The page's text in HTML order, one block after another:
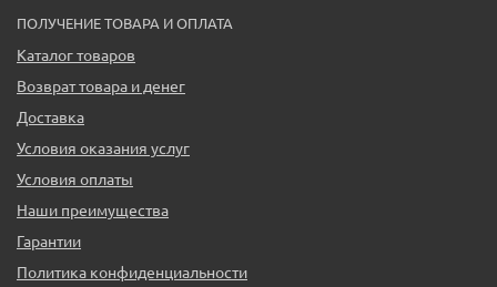
ПОЛУЧЕНИЕ ТОВАРА И ОПЛАТА
Каталог товаров
Возврат товара и денег
Доставка
Условия оказания услуг
Условия оплаты
Наши преимущества
Гарантии
Политика конфиденциальности